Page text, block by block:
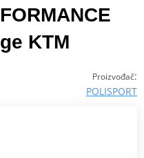
KTM
Proizvođač:
POLISPORT